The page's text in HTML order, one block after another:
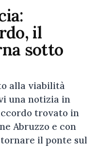
il
sotto
alla viabilità
una notizia in
trovato in
Abruzzo e con
il ponte sul